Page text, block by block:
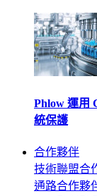
Phlow 運用
統保護
合作夥伴
技術聯盟合
通路合作夥